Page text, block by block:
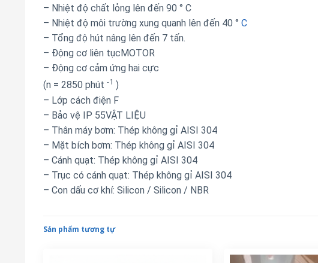
– Nhiệt độ chất lỏng lên đến 90 ° C
– Nhiệt độ môi trường xung quanh lên đến 40 ° C
– Tổng độ hút nâng lên đến 7 tấn.
– Động cơ liên tụcMOTOR
– Động cơ cảm ứng hai cực
(n = 2850 phút -1 )
– Lớp cách điện F
– Bảo vệ IP 55VẬT LIỆU
– Thân máy bơm: Thép không gỉ AISI 304
– Mặt bích bơm: Thép không gỉ AISI 304
– Cánh quạt: Thép không gỉ AISI 304
– Trục có cánh quạt: Thép không gỉ AISI 304
– Con dấu cơ khí: Silicon / Silicon / NBR
Sản phẩm tương tự